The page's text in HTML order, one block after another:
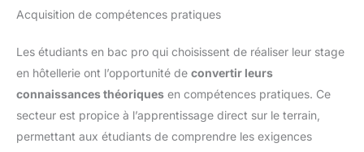
Acquisition de compétences pratiques
Les étudiants en bac pro qui choisissent de réaliser leur stage
en hôtellerie ont l’opportunité de convertir leurs
connaissances théoriques en compétences pratiques. Ce
secteur est propice à l’apprentissage direct sur le terrain,
permettant aux étudiants de comprendre les exigences